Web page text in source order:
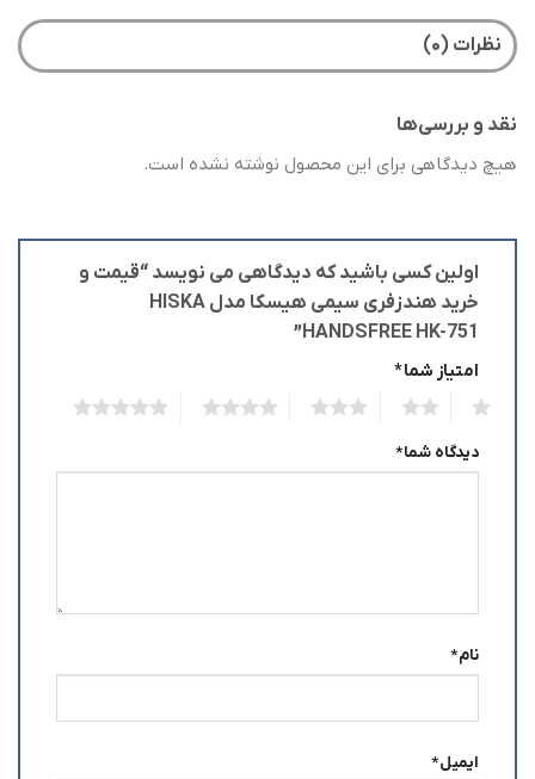
نظرات (۰)
نقد و بررسی‌ها
هیچ دیدگاهی برای این محصول نوشته نشده است.
اولین کسی باشید که دیدگاهی می نویسد “قیمت و
خرید هندزفری سیمی هیسکا مدل HISKA
HANDSFREE HK-751”
امتیاز شما*
دیدگاه شما*
نام*
ایمیل*